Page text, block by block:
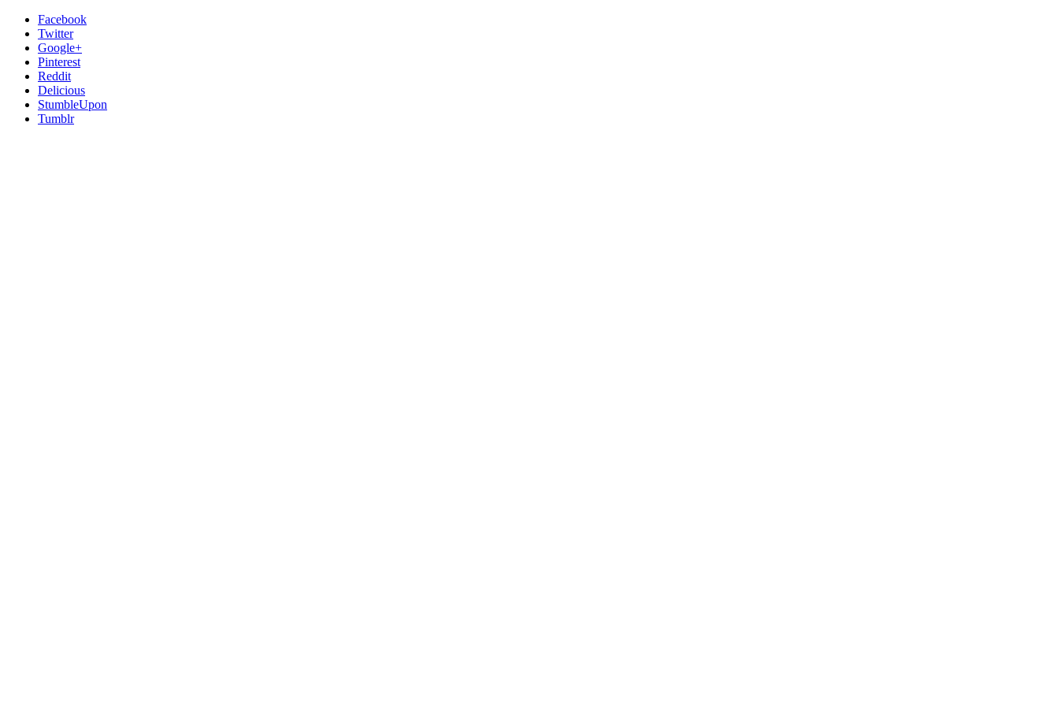
Facebook
Twitter
Google+
Pinterest
Reddit
Delicious
StumbleUpon
Tumblr